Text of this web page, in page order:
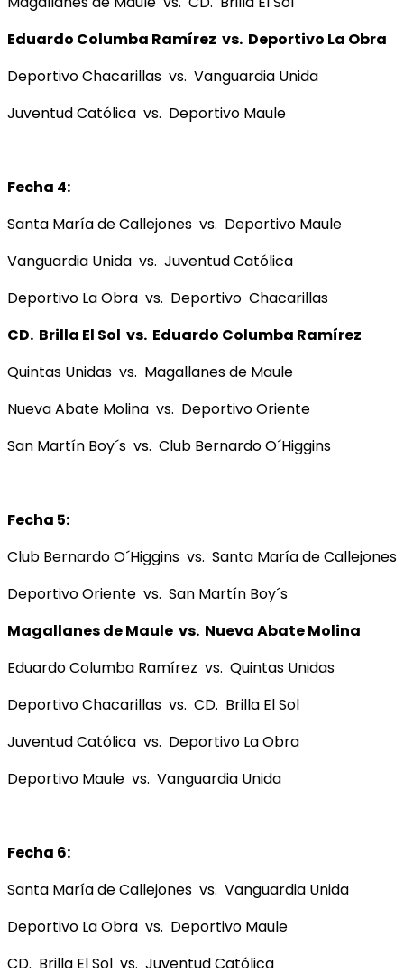
Eduardo Columba Ramírez vs. Deportivo La Obra
Deportivo Chacarillas vs. Vanguardia Unida
Juventud Católica vs. Deportivo Maule
Fecha 4:
Santa María de Callejones vs. Deportivo Maule
Vanguardia Unida vs. Juventud Católica
Deportivo La Obra vs. Deportivo Chacarillas
CD. Brilla El Sol vs. Eduardo Columba Ramírez
Quintas Unidas vs. Magallanes de Maule
Nueva Abate Molina vs. Deportivo Oriente
San Martín Boy´s vs. Club Bernardo O´Higgins
Fecha 5:
Club Bernardo O´Higgins vs. Santa María de Callejones
Deportivo Oriente vs. San Martín Boy´s
Magallanes de Maule vs. Nueva Abate Molina
Eduardo Columba Ramírez vs. Quintas Unidas
Deportivo Chacarillas vs. CD. Brilla El Sol
Juventud Católica vs. Deportivo La Obra
Deportivo Maule vs. Vanguardia Unida
Fecha 6:
Santa María de Callejones vs. Vanguardia Unida
Deportivo La Obra vs. Deportivo Maule
CD. Brilla El Sol vs. Juventud Católica